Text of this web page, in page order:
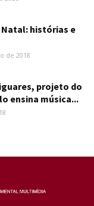
histórias e
de 2018
projeto do
ensina música...